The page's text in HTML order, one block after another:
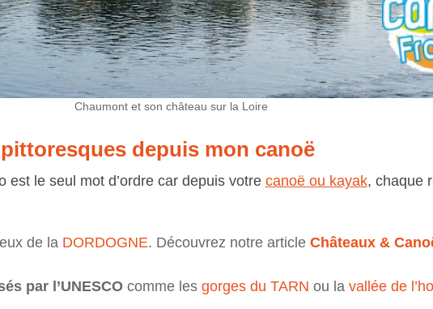
Chaumont et son château sur la Loire
depuis mon canoë
est le seul mot d’ordre car depuis votre canoë ou kayak, chaque
de la DORDOGNE. Découvrez notre article Châteaux &
par l’UNESCOcomme les gorges du TARN ou la vallée de